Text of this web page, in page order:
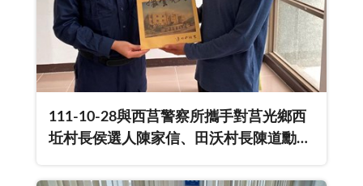
111-10-28與西莒警察所攜手對莒光鄉西
坵村長侯選人陳家信、田沃村長陳道勳進